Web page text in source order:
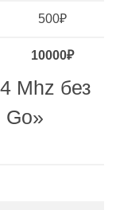
500₽
10000₽
Mhz без
Go»